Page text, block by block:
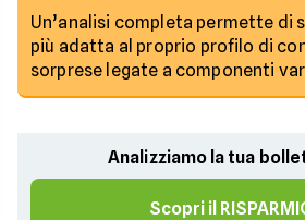
Un’analisi completa permette di
più adatta al proprio profilo di
sorprese legate a componenti
Analizziamo la tua
Scopri il